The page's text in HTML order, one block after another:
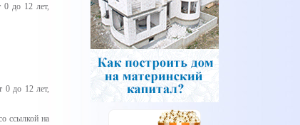
0 до 12 лет,
0 до 12 лет,
ссылкой на